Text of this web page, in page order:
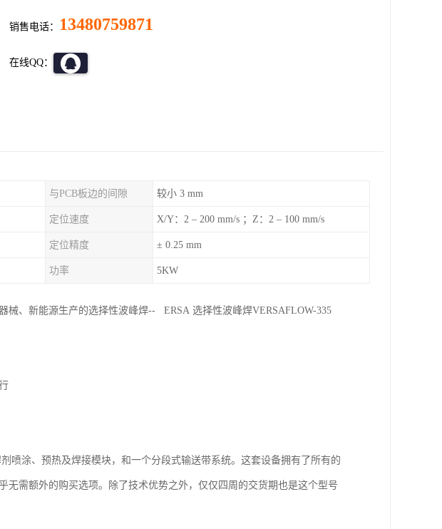
销售电话： 13480759871
在线QQ：
与PCB板边的间隙 较小 3 mm
定位速度 X/Y：2 – 200 mm/s ；Z：2 – 100 mm/s
定位精度 ± 0.25 mm
功率 5KW
械、新能源生产的选择性波峰焊-- ERSA 选择性波峰焊VERSAFLOW-335
喷涂、预热及焊接模块，和一个分段式输送带系统。这套设备拥有了所有的
无需额外的购买选项。除了技术优势之外，仅仅四周的交货期也是这个型号